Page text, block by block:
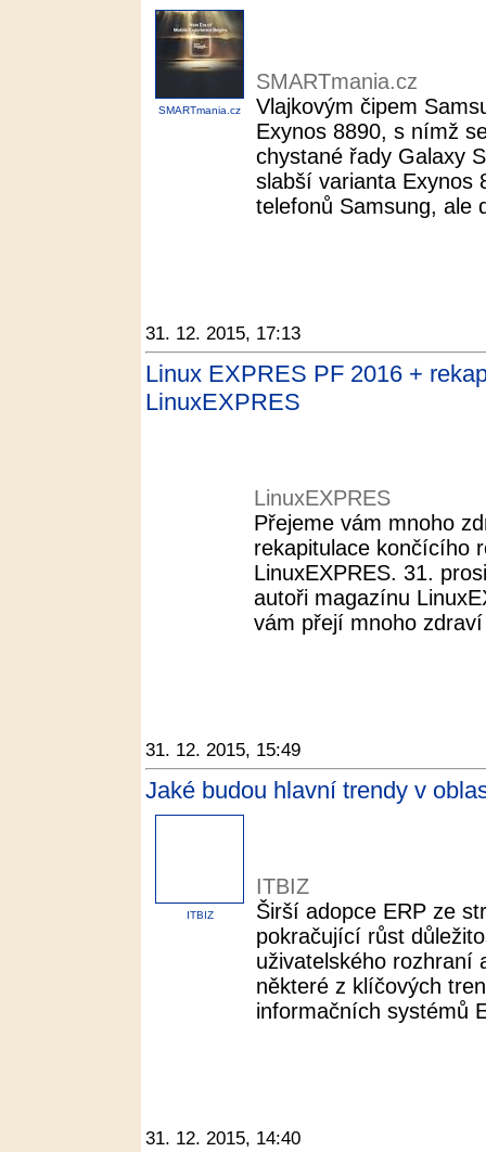
SMARTmania.cz
SMARTmania.cz
Vlajkovým čipem
Exynos 8890, s nímž
chystané řady Galaxy
slabší varianta Exynos
telefonů Samsung, ale
31. 12. 2015, 17:13
Linux EXPRES PF 2016 +
LinuxEXPRES
LinuxEXPRES
Přejeme vám mnoho
rekapitulace končícího
LinuxEXPRES. 31.
autoři magazínu
vám přejí mnoho
31. 12. 2015, 15:49
Jaké budou hlavní trendy v
ITBIZ
ITBIZ
Širší adopce ERP ze
pokračující růst
uživatelského rozhraní
některé z klíčových
informačních systémů
31. 12. 2015, 14:40